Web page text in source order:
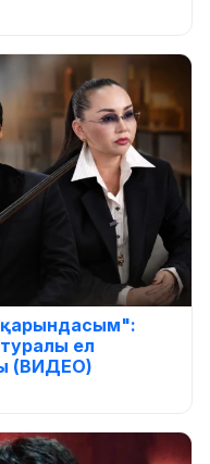
қарындасым":
ел
(ВИДЕО)